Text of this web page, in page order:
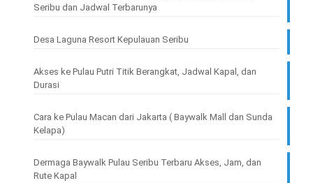
Seribu dan Jadwal Terbarunya
Desa Laguna Resort Kepulauan Seribu
Akses ke Pulau Putri Titik Berangkat, Jadwal Kapal, dan
Durasi
Cara ke Pulau Macan dari Jakarta ( Baywalk Mall dan Sunda
Kelapa)
Dermaga Baywalk Pulau Seribu Terbaru Akses, Jam, dan
Rute Kapal